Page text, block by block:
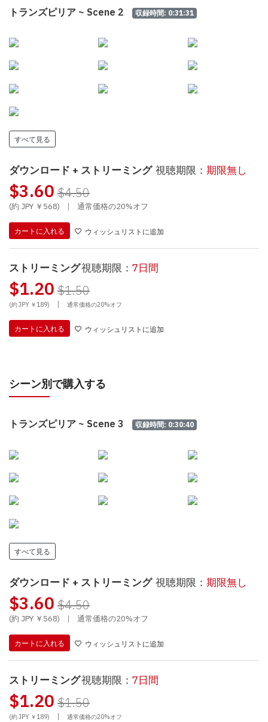
トランズピリア ~ Scene 2 収録時間: 0:31:31
すべて見る
ダウンロード + ストリーミング 視聴期限： 期限無し
$3.60 $4.50
(約 JPY ￥568) | 通常価格の20%オフ
カートに入れる ウィッシュリストに追加
ストリーミング視聴期限： 7日間
$1.20 $1.50
(約 JPY ￥189) | 通常価格の20%オフ
カートに入れる ウィッシュリストに追加
シーン別で購入する
トランズピリア ~ Scene 3 収録時間: 0:30:40
すべて見る
ダウンロード + ストリーミング 視聴期限： 期限無し
$3.60 $4.50
(約 JPY ￥568) | 通常価格の20%オフ
カートに入れる ウィッシュリストに追加
ストリーミング視聴期限： 7日間
$1.20 $1.50
(約 JPY ￥189) | 通常価格の20%オフ